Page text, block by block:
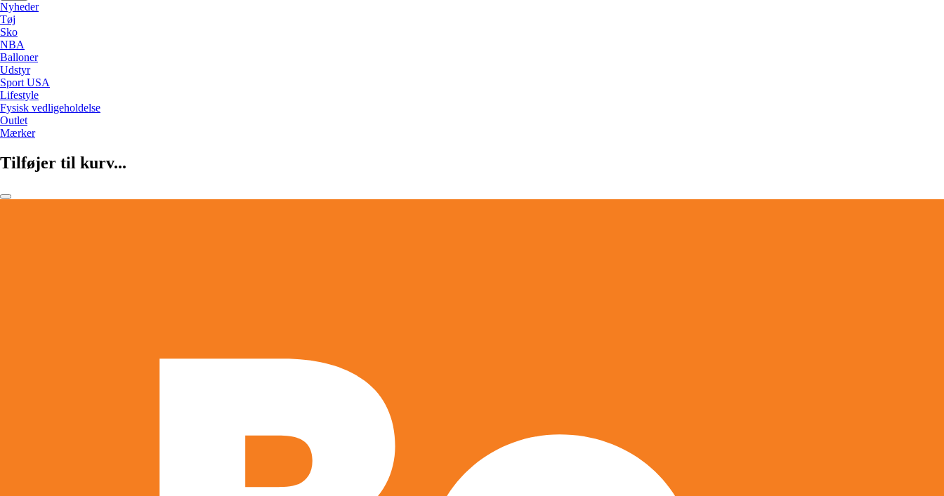
Nyheder
Tøj
Sko
NBA
Balloner
Udstyr
Sport USA
Lifestyle
Fysisk vedligeholdelse
Outlet
Mærker
Tilføjer til kurv...